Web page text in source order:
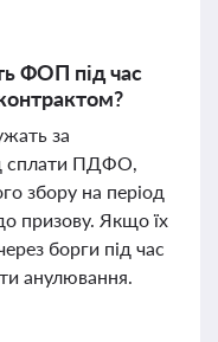
ФОП під час
за
сплати ПДФО,
збору на період
призову. Якщо їх
борги під час
анулювання.